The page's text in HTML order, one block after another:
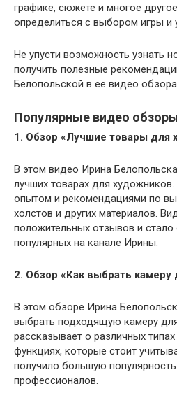
графике, сюжете и многое
определиться с выбором игры и
Не упусти возможность узнать
получить полезные
Белопольской в ее видео
Популярные видео
1. Обзор «Лучшие товары для
В этом видео Ирина
лучших товарах для
опытом и рекомендациями по
холстов и других материалов.
положительных отзывов и
популярных на канале Ирины.
2. Обзор «Как выбрать камеру
В этом обзоре Ирина
выбрать подходящую камеру
рассказывает о различных
функциях, которые стоит
получило большую
профессионалов.